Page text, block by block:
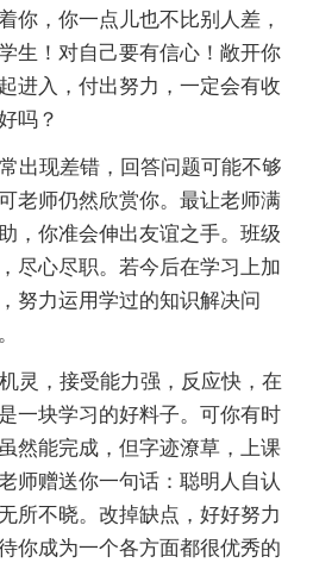
你，你一点儿也不比别人差，
生！对自己要有信心！敞开你
进入，付出努力，一定会有收
吗？
出现差错，回答问题可能不够
老师仍然欣赏你。最让老师满
，你准会伸出友谊之手。班级
尽心尽职。若今后在学习上加
努力运用学过的知识解决问
灵，接受能力强，反应快，在
一块学习的好料子。可你有时
然能完成，但字迹潦草，上课
师赠送你一句话：聪明人自认
所不晓。改掉缺点，好好努力
你成为一个各方面都很优秀的